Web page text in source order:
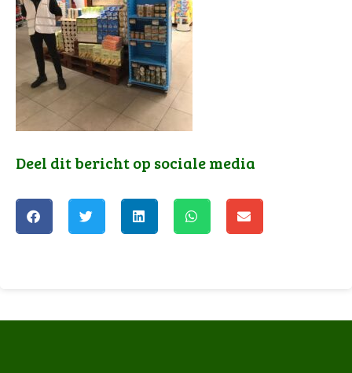
Deel dit bericht op sociale media